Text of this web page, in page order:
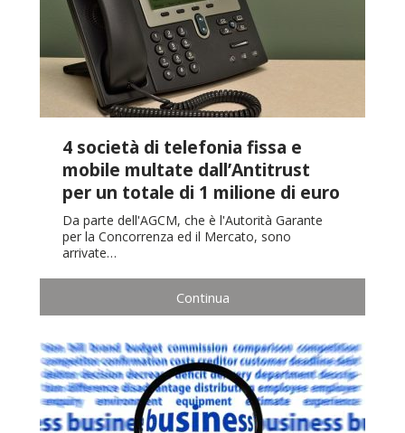
4 società di telefonia fissa e
mobile multate dall’Antitrust
per un totale di 1 milione di euro
Da parte dell'AGCM, che è l'Autorità Garante
per la Concorrenza ed il Mercato, sono
arrivate…
Continua